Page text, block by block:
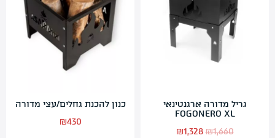
גריל מדורה ארגנטינאי
FOGONERO XL
₪1,660
המחיר
₪1,328
כנון להכנת גחלים/עצי מדורה
₪430